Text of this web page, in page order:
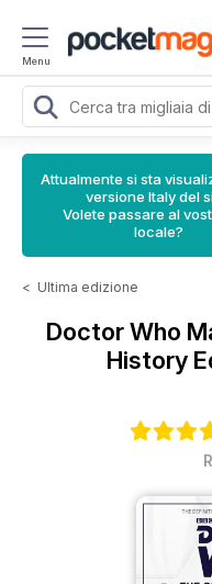
Menu
Attualmente si sta
versione Italy del
Volete passare al
locale?
< Ultima edizione
Doctor Who
History